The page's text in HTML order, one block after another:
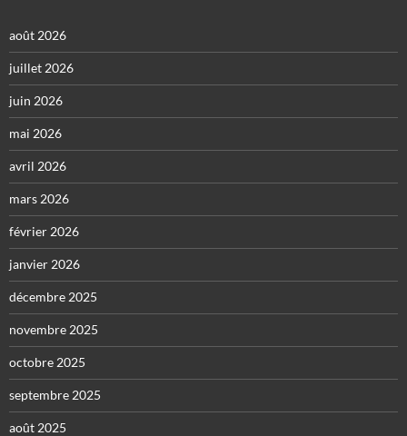
août 2026
juillet 2026
juin 2026
mai 2026
avril 2026
mars 2026
février 2026
janvier 2026
décembre 2025
novembre 2025
octobre 2025
septembre 2025
août 2025